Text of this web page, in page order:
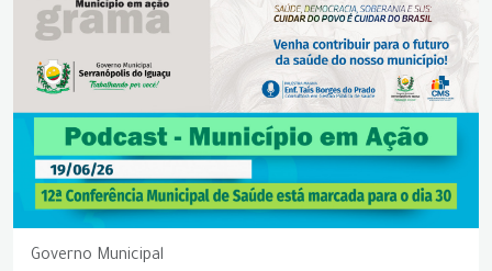
Governo Municipal